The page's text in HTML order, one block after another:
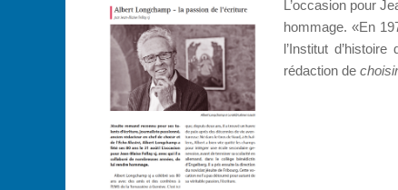
L’occasion pour
hommage. «En
l’Institut
rédaction de choisir